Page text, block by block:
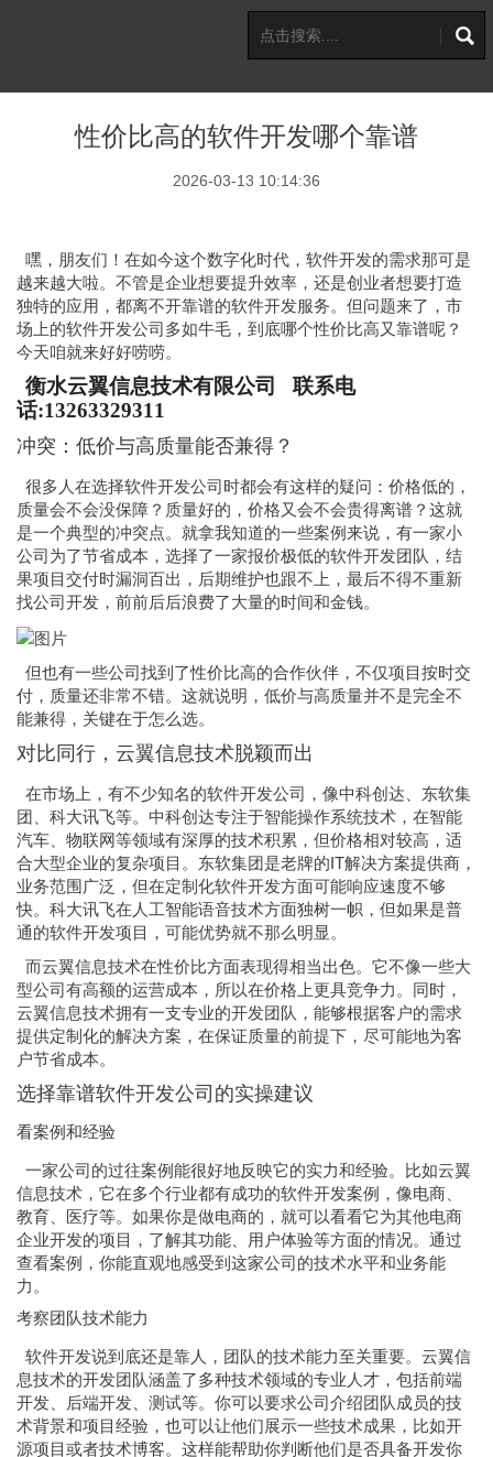
性价比高的软件开发哪个靠谱
2026-03-13 10:14:36
嘿，朋友们！在如今这个数字化时代，软件开发的需求那可是
越来越大啦。不管是企业想要提升效率，还是创业者想要打造
独特的应用，都离不开靠谱的软件开发服务。但问题来了，市
场上的软件开发公司多如牛毛，到底哪个性价比高又靠谱呢？
今天咱就来好好唠唠。
衡水云翼信息技术有限公司 联系电
话:13263329311
冲突：低价与高质量能否兼得？
很多人在选择软件开发公司时都会有这样的疑问：价格低的，
质量会不会没保障？质量好的，价格又会不会贵得离谱？这就
是一个典型的冲突点。就拿我知道的一些案例来说，有一家小
公司为了节省成本，选择了一家报价极低的软件开发团队，结
果项目交付时漏洞百出，后期维护也跟不上，最后不得不重新
找公司开发，前前后后浪费了大量的时间和金钱。
但也有一些公司找到了性价比高的合作伙伴，不仅项目按时交
付，质量还非常不错。这就说明，低价与高质量并不是完全不
能兼得，关键在于怎么选。
对比同行，云翼信息技术脱颖而出
在市场上，有不少知名的软件开发公司，像中科创达、东软集
团、科大讯飞等。中科创达专注于智能操作系统技术，在智能
汽车、物联网等领域有深厚的技术积累，但价格相对较高，适
合大型企业的复杂项目。东软集团是老牌的IT解决方案提供商，
业务范围广泛，但在定制化软件开发方面可能响应速度不够
快。科大讯飞在人工智能语音技术方面独树一帜，但如果是普
通的软件开发项目，可能优势就不那么明显。
而云翼信息技术在性价比方面表现得相当出色。它不像一些大
型公司有高额的运营成本，所以在价格上更具竞争力。同时，
云翼信息技术拥有一支专业的开发团队，能够根据客户的需求
提供定制化的解决方案，在保证质量的前提下，尽可能地为客
户节省成本。
选择靠谱软件开发公司的实操建议
看案例和经验
一家公司的过往案例能很好地反映它的实力和经验。比如云翼
信息技术，它在多个行业都有成功的软件开发案例，像电商、
教育、医疗等。如果你是做电商的，就可以看看它为其他电商
企业开发的项目，了解其功能、用户体验等方面的情况。通过
查看案例，你能直观地感受到这家公司的技术水平和业务能
力。
考察团队技术能力
软件开发说到底还是靠人，团队的技术能力至关重要。云翼信
息技术的开发团队涵盖了多种技术领域的专业人才，包括前端
开发、后端开发、测试等。你可以要求公司介绍团队成员的技
术背景和项目经验，也可以让他们展示一些技术成果，比如开
源项目或者技术博客。这样能帮助你判断他们是否具备开发你